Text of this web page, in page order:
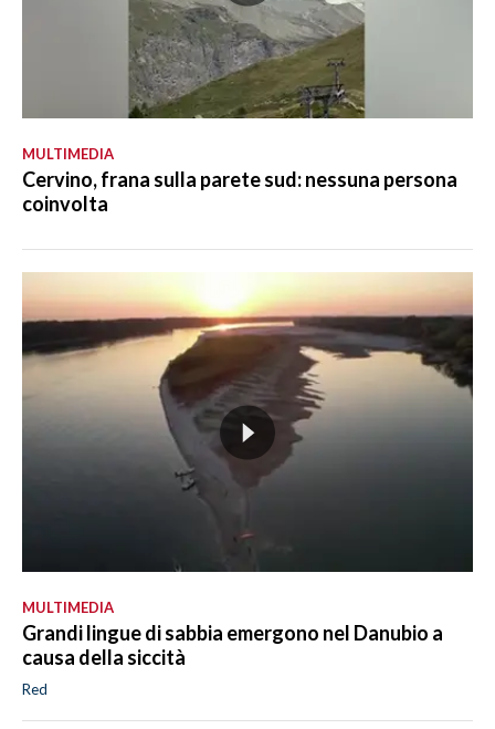
MULTIMEDIA
Cervino, frana sulla parete sud: nessuna persona
coinvolta
MULTIMEDIA
Grandi lingue di sabbia emergono nel Danubio a
causa della siccità
Red